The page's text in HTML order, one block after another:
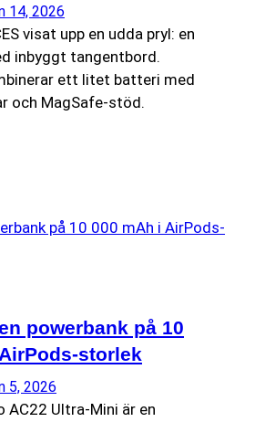
14, 2026
visat upp en udda pryl: en
inbyggt tangentbord.
ett litet batteri med
och MagSafe-stöd.
powerbank på 10
storlek
5, 2026
AC22 Ultra-Mini är en